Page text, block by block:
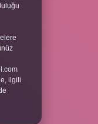
ilgili